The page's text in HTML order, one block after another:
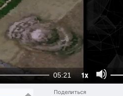
05:21 1x
Поделиться